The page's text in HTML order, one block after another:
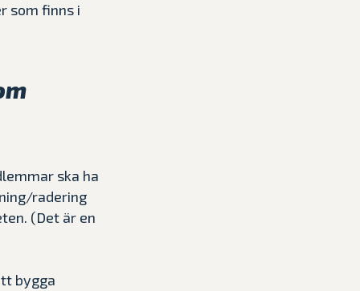
som finns i
ska ha
radering
(Det är en
bygga